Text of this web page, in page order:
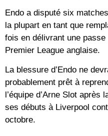
Endo a disputé six
la plupart en tant que
fois en délivrant une
Premier League anglaise.
La blessure d’Endo ne
probablement prêt à
l’équipe d’Arne Slot après
ses débuts à Liverpool
octobre.